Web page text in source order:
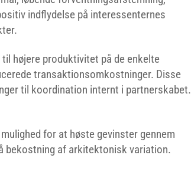
indflydelse på interessenternes
højere produktivitet på de enkelte
transaktionsomkostninger. Disse
til koordination internt i partnerskabet.
for at høste gevinster gennem
bekostning af arkitektonisk variation.